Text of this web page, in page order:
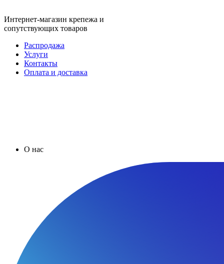
Интернет-магазин крепежа и
сопутствующих товаров
Распродажа
Услуги
Контакты
Оплата и доставка
О нас